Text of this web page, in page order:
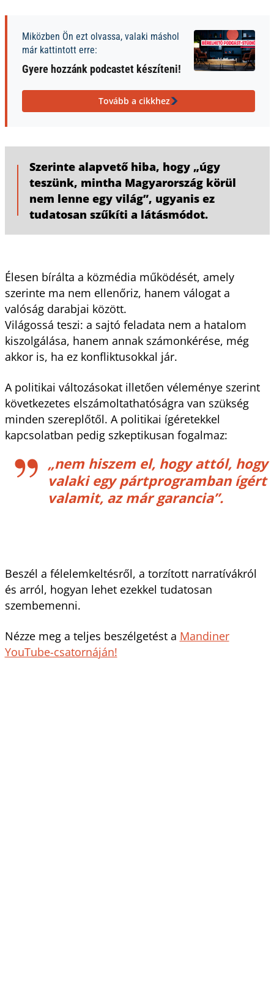
Miközben Ön ezt olvassa, valaki máshol
már kattintott erre:
Gyere hozzánk podcastet készíteni!
Tovább a cikkhez
Szerinte alapvető hiba, hogy „úgy
teszünk, mintha Magyarország körül
nem lenne egy világ”, ugyanis ez
tudatosan szűkíti a látásmódot.
Élesen bírálta a közmédia működését, amely
szerinte ma nem ellenőriz, hanem válogat a
valóság darabjai között.
Világossá teszi: a sajtó feladata nem a hatalom
kiszolgálása, hanem annak számonkérése, még
akkor is, ha ez konfliktusokkal jár.
A politikai változásokat illetően véleménye szerint
következetes elszámoltathatóságra van szükség
minden szereplőtől. A politikai ígéretekkel
kapcsolatban pedig szkeptikusan fogalmaz:
„nem hiszem el, hogy attól, hogy
valaki egy pártprogramban ígért
valamit, az már garancia”.
Beszél a félelemkeltésről, a torzított narratívákról
és arról, hogyan lehet ezekkel tudatosan
szembemenni.
Nézze meg a teljes beszélgetést a Mandiner
YouTube-csatornáján!